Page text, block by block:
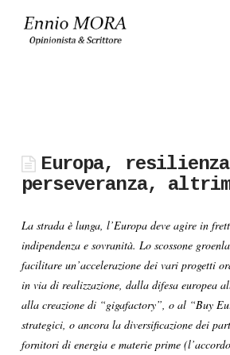
Ennio
Europa,
perseveranza,
La strada è lunga, l’Europa deve agire in
indipendenza e sovranità. Lo scossone
facilitare un’accelerazione dei vari progetti
in via di realizzazione, dalla difesa europea
alla creazione di “gigafactory”, o al “Buy
strategici, o ancora la diversificazione dei
fornitori di energia e materie prime